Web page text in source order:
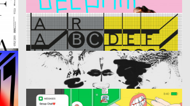
2019
Claudiabasel Grafik & Interaktion CH
2019
AR Specimen
2019
Data-Orbit CH
2019
Bricolage
2019
Arbnore Toska CH
2019